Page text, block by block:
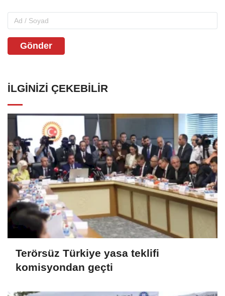
Gönder
İLGINIZI ÇEKEBILIR
Terörsüz Türkiye yasa teklifi
komisyondan geçti